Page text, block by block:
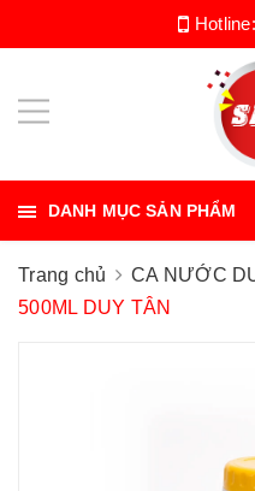
DANH MỤC SẢN PHẨM
Trang chủ CA NƯỚC
500ML DUY TÂN